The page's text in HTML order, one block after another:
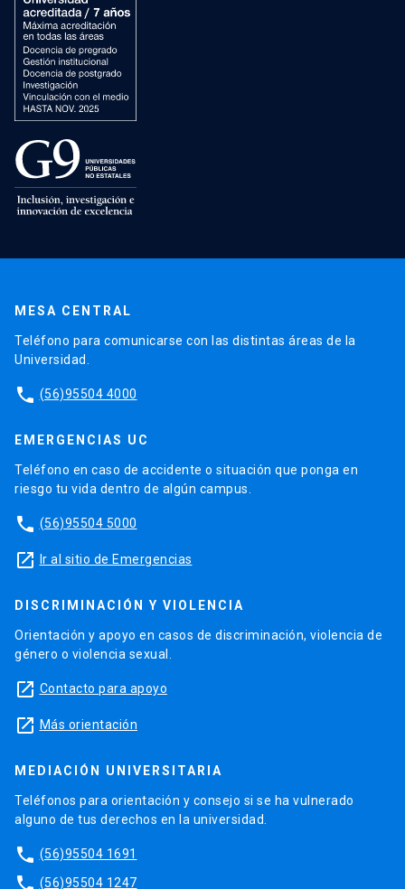
MESA CENTRAL
Teléfono para comunicarse con las distintas áreas de la
Universidad.
phone (56)95504 4000
EMERGENCIAS UC
Teléfono en caso de accidente o situación que ponga en
riesgo tu vida dentro de algún campus.
phone (56)95504 5000
launch Ir al sitio de Emergencias
DISCRIMINACIÓN Y VIOLENCIA
Orientación y apoyo en casos de discriminación, violencia de
género o violencia sexual.
launch Contacto para apoyo
launch Más orientación
MEDIACIÓN UNIVERSITARIA
Teléfonos para orientación y consejo si se ha vulnerado
alguno de tus derechos en la universidad.
phone (56)95504 1691
phone (56)95504 1247